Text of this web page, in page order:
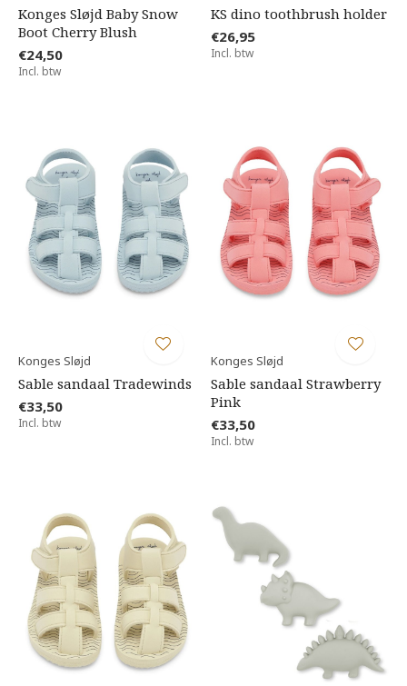
Konges Sløjd Baby Snow
Boot Cherry Blush
€24,50
Incl. btw
KS dino toothbrush holder
€26,95
Incl. btw
Konges Sløjd
Sable sandaal Tradewinds
€33,50
Incl. btw
Konges Sløjd
Sable sandaal Strawberry
Pink
€33,50
Incl. btw